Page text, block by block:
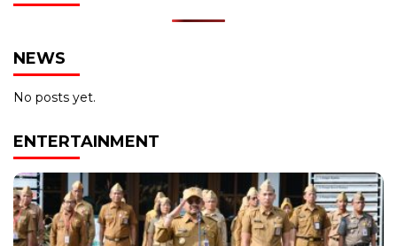
NEWS
No posts yet.
ENTERTAINMENT